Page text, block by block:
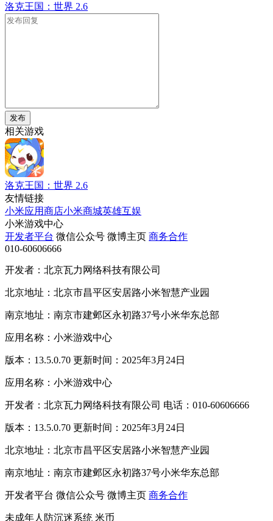
洛克王国：世界 2.6
发布
相关游戏
洛克王国：世界 2.6
友情链接
小米应用商店小米商城英雄互娱
小米游戏中心
开发者平台 微信公众号 微博主页 商务合作
010-60606666
开发者：北京瓦力网络科技有限公司
北京地址：北京市昌平区安居路小米智慧产业园
南京地址：南京市建邺区永初路37号小米华东总部
应用名称：小米游戏中心
版本：13.5.0.70 更新时间：2025年3月24日
应用名称：小米游戏中心
开发者：北京瓦力网络科技有限公司 电话：010-60606666
版本：13.5.0.70 更新时间：2025年3月24日
北京地址：北京市昌平区安居路小米智慧产业园
南京地址：南京市建邺区永初路37号小米华东总部
开发者平台 微信公众号 微博主页 商务合作
未成年人防沉迷系统 米币